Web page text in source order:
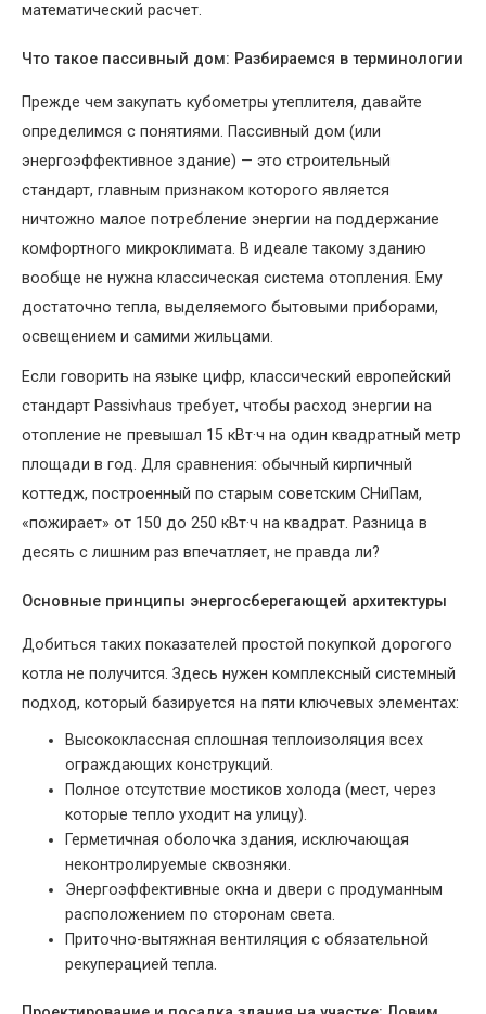
математический расчет.
Что такое пассивный дом: Разбираемся в терминологии
Прежде чем закупать кубометры утеплителя, давайте
определимся с понятиями. Пассивный дом (или
энергоэффективное здание) — это строительный
стандарт, главным признаком которого является
ничтожно малое потребление энергии на поддержание
комфортного микроклимата. В идеале такому зданию
вообще не нужна классическая система отопления. Ему
достаточно тепла, выделяемого бытовыми приборами,
освещением и самими жильцами.
Если говорить на языке цифр, классический европейский
стандарт Passivhaus требует, чтобы расход энергии на
отопление не превышал 15 кВт·ч на один квадратный метр
площади в год. Для сравнения: обычный кирпичный
коттедж, построенный по старым советским СНиПам,
«пожирает» от 150 до 250 кВт·ч на квадрат. Разница в
десять с лишним раз впечатляет, не правда ли?
Основные принципы энергосберегающей архитектуры
Добиться таких показателей простой покупкой дорогого
котла не получится. Здесь нужен комплексный системный
подход, который базируется на пяти ключевых элементах:
Высококлассная сплошная теплоизоляция всех
ограждающих конструкций.
Полное отсутствие мостиков холода (мест, через
которые тепло уходит на улицу).
Герметичная оболочка здания, исключающая
неконтролируемые сквозняки.
Энергоэффективные окна и двери с продуманным
расположением по сторонам света.
Приточно-вытяжная вентиляция с обязательной
рекуперацией тепла.